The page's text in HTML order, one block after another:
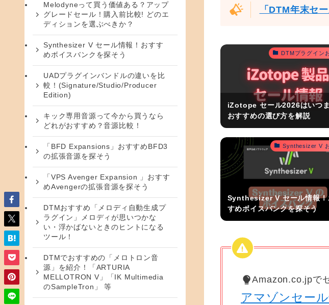
「DTM年末セ
DTMプラグイン
iZotope セール2026はいつ
おすすめの選び方を解説
Synthesizer V
Synthesizer V セール情報！
すめボイスバンクを探そう
Amazon.co.jpで
アマゾンセー
Melodyneって買う価値ある？アップ
グレードセール！購入前比較! どのエ
ディションを選ぶべきか？
Synthesizer V セール情報！おすす
めボイスバンクを探そう
UADプラグインバンドルの違いを比
較！(Signature/Studio/Producer
Edition)
キック専用音源って今から買うなら
どれがおすすめ？音源比較！
「BFD Expansions」おすすめBFD3
の拡張音源を探そう
「VPS Avenger Expansion 」おすす
めAvengerの拡張音源を探そう
DTMおすすめ「メロディ自動生成プ
ラグイン」メロディが思いつかな
い・浮かばないときのヒントになる
ツール！
DTMでおすすめの「メロトロン音
源」を紹介！「ARTURIA
MELLOTRON V」「IK Multimedia
のSampleTron」 等